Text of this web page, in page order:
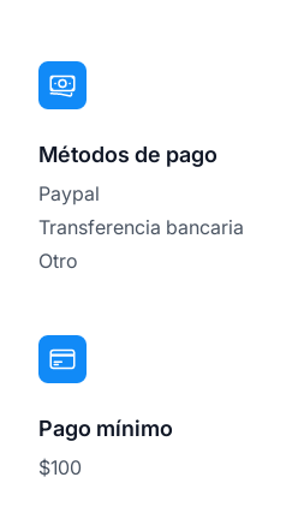
Métodos de pago
Paypal
Transferencia bancaria
Otro
Pago mínimo
$100